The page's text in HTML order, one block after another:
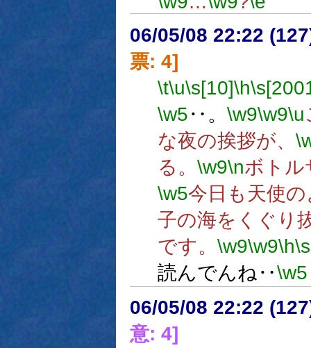
06/05/08 22:22
票: 4]
\t\u\s[10]\h
\w5‥。 \w9\w9\u
な夜の挨拶が、
る。 \w9\nボトル
\w5今日も天使
子の海をくぐり
です。 \w9\w9\h
読んでんね‥\w5
06/05/08 22:22
意: 4]